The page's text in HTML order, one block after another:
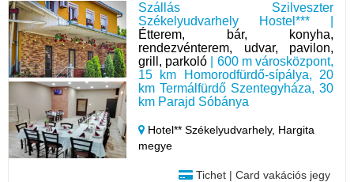
Szállás Szilveszter
Székelyudvarhely Hostel*** |
Étterem, bár, konyha,
rendezvénterem, udvar, pavilon,
grill, parkoló | 600 m városközpont,
15 km Homorodfürdő-sípálya, 20
km Termálfürdő Szentegyháza, 30
km Parajd Sóbánya
Hotel** Székelyudvarhely, Hargita
megye
Tichet | Card vakációs jegy